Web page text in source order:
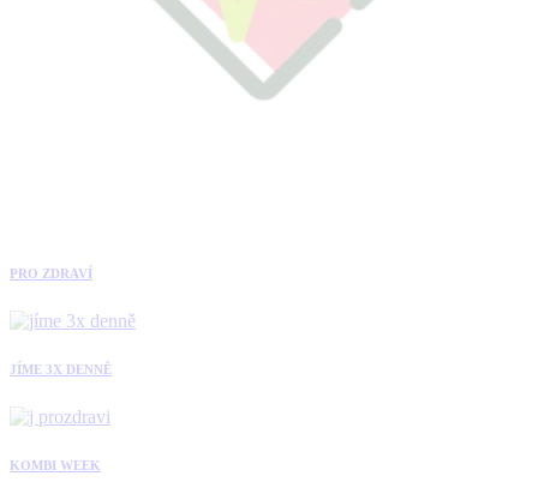
PRO ZDRAVÍ
JÍME 3X DENNĚ
KOMBI WEEK